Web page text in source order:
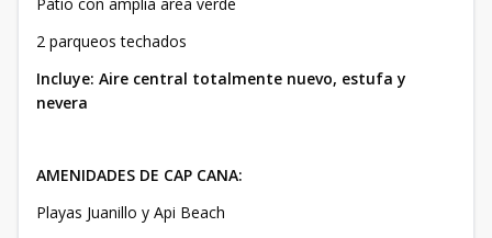
2 parqueos techados
Incluye: Aire central totalmente nuevo, estufa y
nevera
AMENIDADES DE CAP CANA:
Playas Juanillo y Api Beach